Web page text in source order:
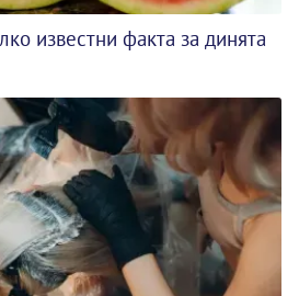
известни факта за динята